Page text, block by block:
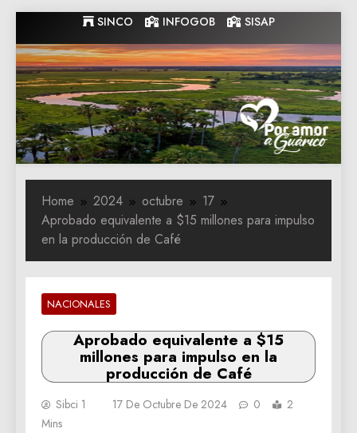
to
content
SINCO INFOGOB SISAP
Gobernacion
de Guarico
Gobernacion de Guarico
Home 2024 octubre
17
Aprobado equivalente a $15 millones para impulso
en la producción de Café
NACIONALES
Aprobado equivalente a $15
millones para impulso en la
producción de Café
Sibci 1 17 De Octubre De 2024 0
2
Mins